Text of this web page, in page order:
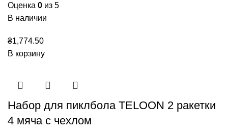
Оценка 0 из 5
В наличии
₴1,774.50
В корзину
Набор для пиклбола TELOON 2 ракетки
4 мяча с чехлом